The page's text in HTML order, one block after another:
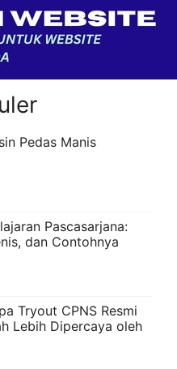
Pedas Manis
Pascasarjana:
dan Contohnya
Tryout CPNS Resmi
Lebih Dipercaya oleh